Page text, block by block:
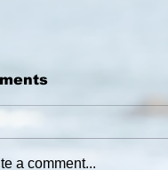
a comment...